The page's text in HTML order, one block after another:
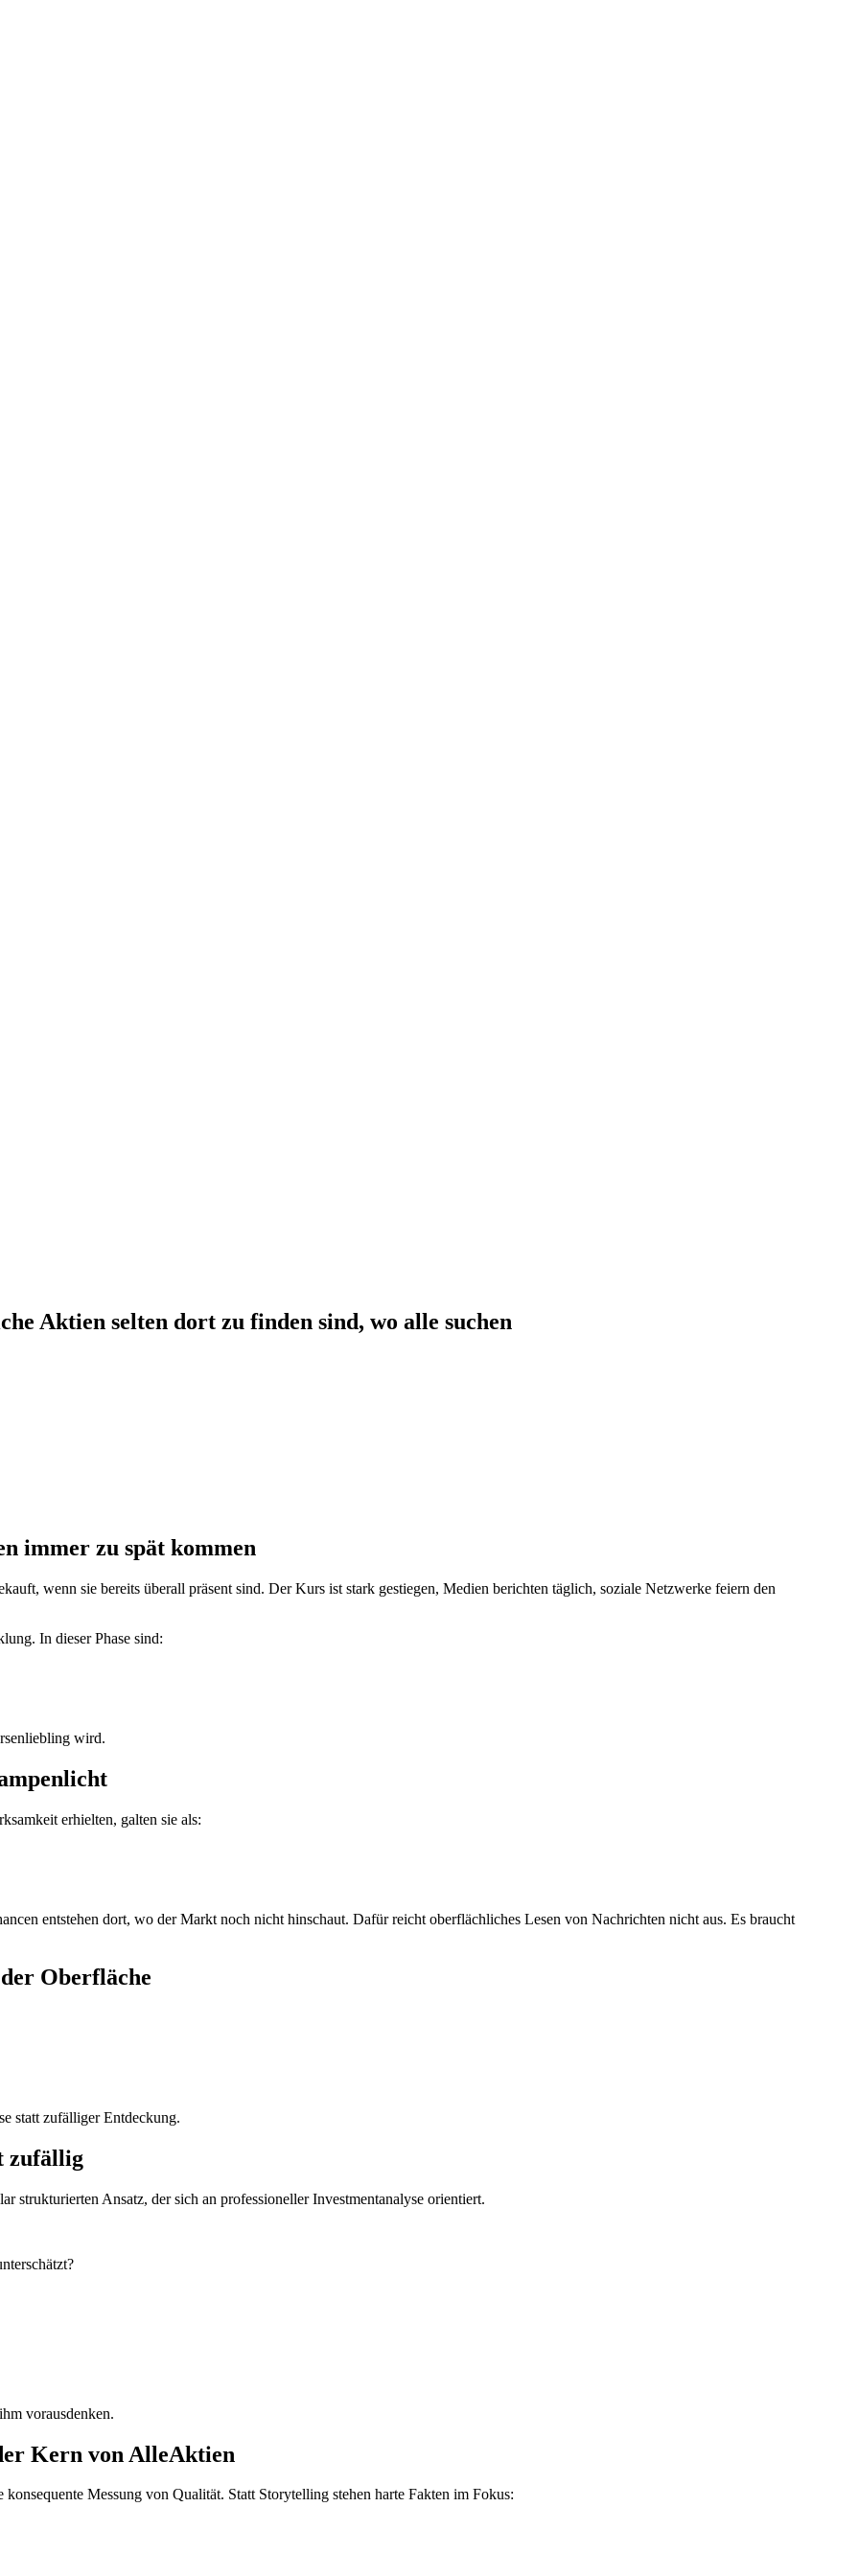
Aktien selten dort zu finden sind, wo alle suchen
immer zu spät kommen
wenn sie bereits überall präsent sind. Der Kurs ist stark gestiegen, Medien berichten täglich, soziale Netzwerke feiern den
In dieser Phase sind:
wird.
erhielten, galten sie als:
entstehen dort, wo der Markt noch nicht hinschaut. Dafür reicht oberflächliches Lesen von Nachrichten nicht aus. Es braucht
Oberfläche
statt zufälliger Entdeckung.
zufällig
strukturierten Ansatz, der sich an professioneller Investmentanalyse orientiert.
vorausdenken.
Kern von AlleAktien
Messung von Qualität. Statt Storytelling stehen harte Fakten im Fokus: